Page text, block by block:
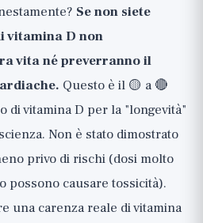
Se non siete
vitamina D non
vita né preverranno il
Questo è il 🟡 a 🔴
di vitamina D per la "longevità"
Non è stato dimostrato
privo di rischi (dosi molto
possono causare tossicità).
una carenza reale di vitamina